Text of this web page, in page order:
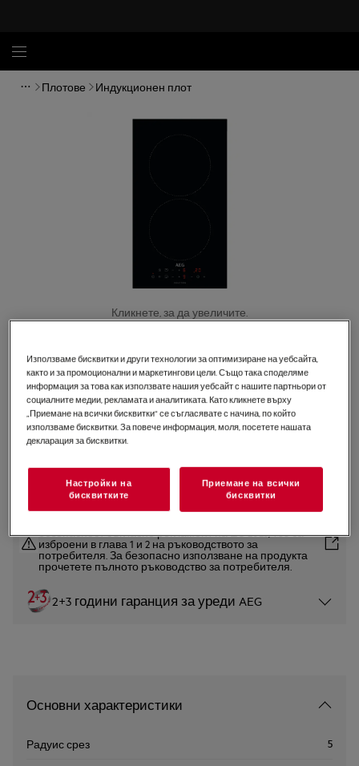
Плотове Индукционен плот
Кликнете, за да увеличите.
IKB32300CB
Плот 3000 Домино 30 cm
4.8 (40)
Продуктов информационен лист
безопасност съгласно регламент на ЕС 2023/988 са
изброени в глава 1 и 2 на ръководството за
потребителя. За безопасно използване на продукта
прочетете пълното ръководство за потребителя.
2+3 години гаранция за уреди AEG
Основни характеристики
Радуис срез 5
Използваме бисквитки и други технологии за оптимизиране на уебсайта,
както и за промоционални и маркетингови цели. Също така споделяме
информация за това как използвате нашия уебсайт с нашите партньори от
социалните медии, рекламата и аналитиката. Като кликнете върху
„Приемане на всички бисквитки“ се съгласявате с начина, по който
използваме бисквитки. За повече информация, моля, посетете нашата
декларация за бисквитки.
Настройки на
бисквитките
Приемане на всички
бисквитки